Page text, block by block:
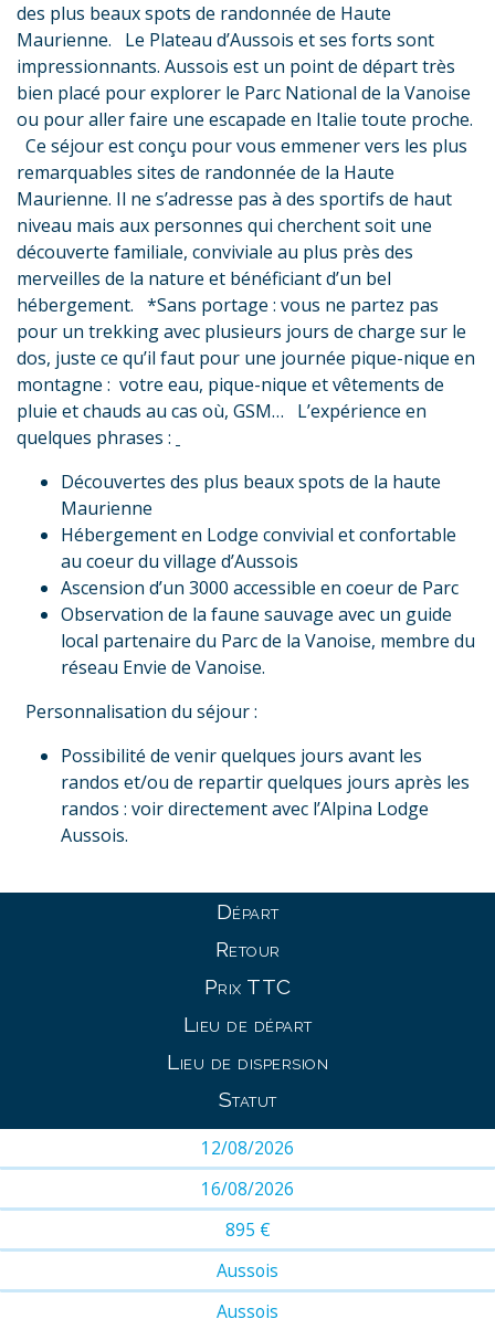
des plus beaux spots de randonnée de Haute
Maurienne. Le Plateau d’Aussois et ses forts sont
impressionnants. Aussois est un point de départ très
bien placé pour explorer le Parc National de la Vanoise
ou pour aller faire une escapade en Italie toute proche.
Ce séjour est conçu pour vous emmener vers les plus
remarquables sites de randonnée de la Haute
Maurienne. Il ne s’adresse pas à des sportifs de haut
niveau mais aux personnes qui cherchent soit une
découverte familiale, conviviale au plus près des
merveilles de la nature et bénéficiant d’un bel
hébergement. *Sans portage : vous ne partez pas
pour un trekking avec plusieurs jours de charge sur le
dos, juste ce qu’il faut pour une journée pique-nique en
montagne : votre eau, pique-nique et vêtements de
pluie et chauds au cas où, GSM… L’expérience en
quelques phrases :
Découvertes des plus beaux spots de la haute
Maurienne
Hébergement en Lodge convivial et confortable
au coeur du village d’Aussois
Ascension d’un 3000 accessible en coeur de Parc
Observation de la faune sauvage avec un guide
local partenaire du Parc de la Vanoise, membre du
réseau Envie de Vanoise.
Personnalisation du séjour :
Possibilité de venir quelques jours avant les
randos et/ou de repartir quelques jours après les
randos : voir directement avec l’Alpina Lodge
Aussois.
Départ
Retour
Prix TTC
Lieu de départ
Lieu de dispersion
Statut
12/08/2026
16/08/2026
895 €
Aussois
Aussois